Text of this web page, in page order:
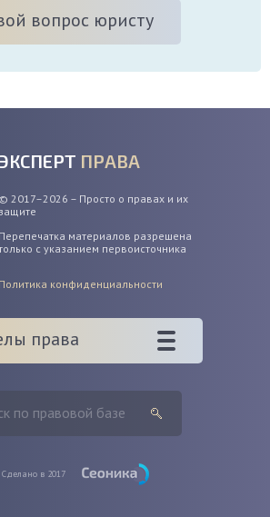
вопрос юристу
ПРАВА
© 2017–2026 – Просто о правах и их
защите
Перепечатка материалов разрешена
с указанием первоисточника
Политика конфиденциальности
права
Сделано в 2017